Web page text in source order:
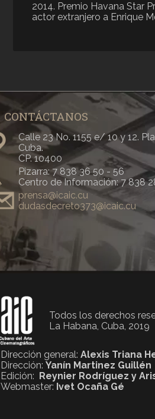
2014. Premio Havana Star
actor extranjero a Enrique
CONTÁCTANOS
Calle 23 No. 1155 e/ 10 y 12.
Cuba.
CP. 10400
Pizarra: 7 838 36 50 - 56
Centro de Información: 7 838
prensa@icaic.cu
dudasdecreto373@icaic.cu
Todos los derechos
La Habana, Cuba, 2019
Dirección general:Alexis Triana
Dirección:Yanín Martinez Guillén
Edición:
Reynier Rodríguez y
Webmaster: Ivet Ocaña Gé